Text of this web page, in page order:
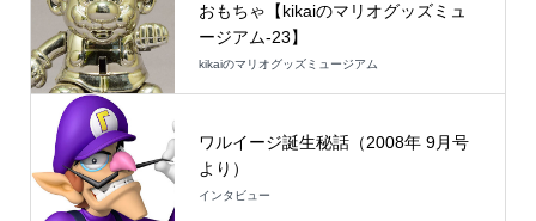
おもちゃ【kikaiのマリオグッズミュ
ージアム-23】
kikaiのマリオグッズミュージアム
ワルイージ誕生秘話（2008年 9月号
より）
インタビュー